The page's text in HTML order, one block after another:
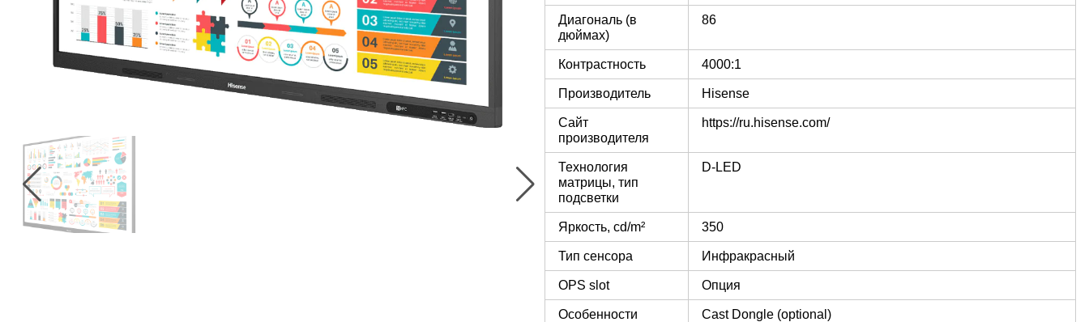
Диагональ (в
дюймах)
86
Контрастность 4000:1
Производитель Hisense
Сайт
производителя
https://ru.hisense.com/
Технология
матрицы, тип
подсветки
D-LED
Яркость, cd/m² 350
Тип сенсора Инфракрасный
OPS slot Опция
Особенности Cast Dongle (optional)